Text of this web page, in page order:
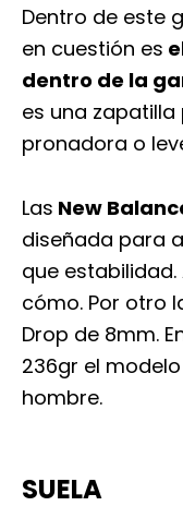
Dentro de este
en cuestión es
dentro de la
es una
pronadora o
Las New
diseñada para
que
cómo. Por otro
Drop de 8mm.
236gr el
hombre.
SUELA